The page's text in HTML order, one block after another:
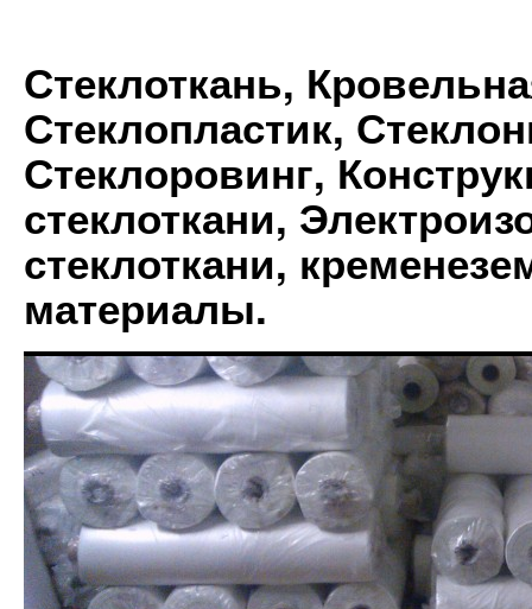
Стеклоткань,
Стеклопластик,
Стеклоровинг,
стеклоткани,
стеклоткани,
материалы.